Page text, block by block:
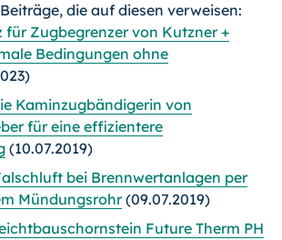
die auf diesen verweisen:
für Zugbegrenzer von Kutzner +
Bedingungen ohne
Kaminzugbändigerin von
für eine effizientere
(10.07.2019)
bei Brennwertanlagen per
Mündungsrohr(09.07.2019)
Future Therm PH